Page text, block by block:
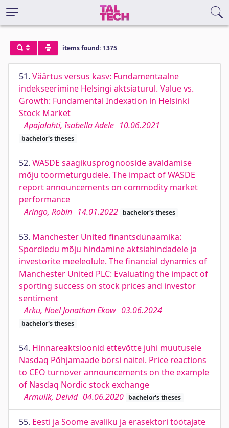
items found: 1375
51. Väärtus versus kasv: Fundamentaalne
indekseerimine Helsingi aktsiaturul. Value vs.
Growth: Fundamental Indexation in Helsinki
Stock Market
Apajalahti, Isabella Adele 10.06.2021
bachelor's theses
52. WASDE saagikusprognooside avaldamise
mõju toormeturgudele. The impact of WASDE
report announcements on commodity market
performance
Aringo, Robin 14.01.2022 bachelor's theses
53. Manchester United finantsdünaamika:
Spordiedu mõju hindamine aktsiahindadele ja
investorite meeleolule. The financial dynamics of
Manchester United PLC: Evaluating the impact of
sporting success on stock prices and investor
sentiment
Arku, Noel Jonathan Ekow 03.06.2024
bachelor's theses
54. Hinnareaktsioonid ettevõtte juhi muutusele
Nasdaq Põhjamaade börsi näitel. Price reactions
to CEO turnover announcements on the example
of Nasdaq Nordic stock exchange
Armulik, Deivid 04.06.2020 bachelor's theses
55. Eesti ja Soome avaliku ja erasektori töötajate